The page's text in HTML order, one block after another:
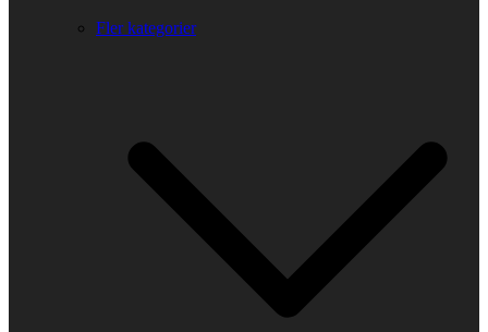
Fler kategorier